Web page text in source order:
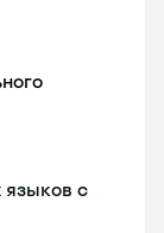
языков с